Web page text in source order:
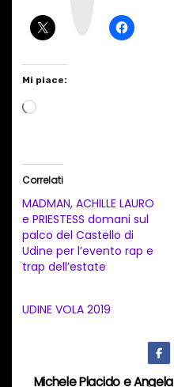
Mi piace:
C
a
m
e
t
Correlati
MADMAN, ACHILLE LAURO
e PRIESTESS domani sul
palco del Castello di
Udine per l’evento rap e
trap dell’estate
UDINE VOLA 2019
Michele Placido e Angela